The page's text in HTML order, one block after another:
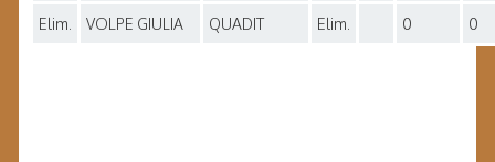
Elim. VOLPE GIULIA QUADIT Elim. 0 0